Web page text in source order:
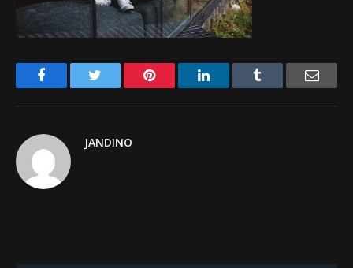
Facebook Pinterest LinkedIn Email
JANDINO